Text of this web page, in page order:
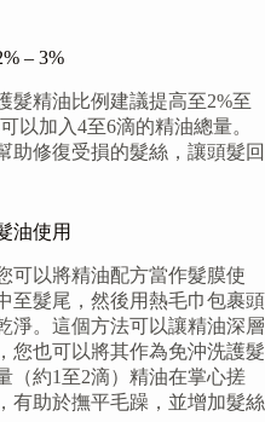
– 3%
髮精油比例建議提高至2%至
以加入4至6滴的精油總量。
助修復受損的髮絲，讓頭髮回
油使用
可以將精油配方當作髮膜使
至髮尾，然後用熱毛巾包裹頭
淨。這個方法可以讓精油深層
您也可以將其作為免沖洗護髮
（約1至2滴）精油在掌心搓
有助於撫平毛躁，並增加髮絲